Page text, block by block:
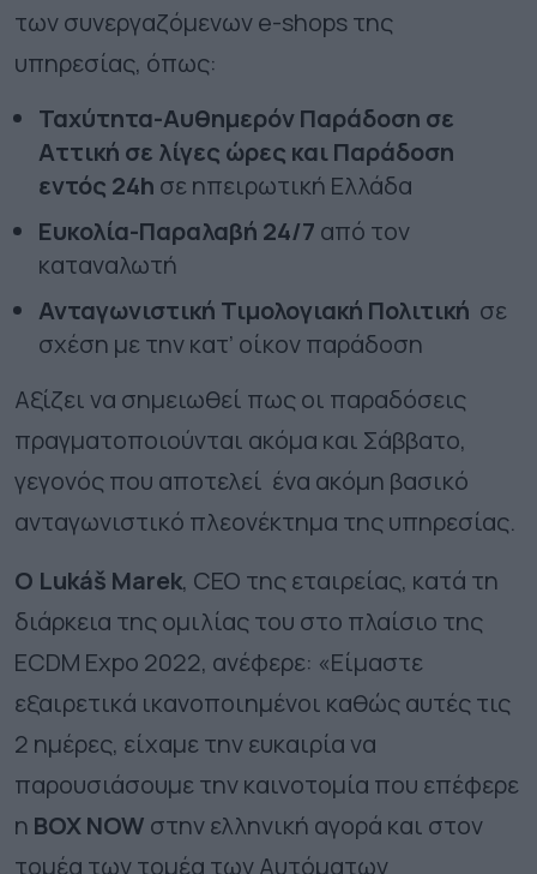
των συνεργαζόμενων e-shops της
υπηρεσίας, όπως:
Ταχύτητα-Αυθημερόν Παράδοση σε
Αττική σε λίγες ώρες και Παράδοση
εντός 24h σε ηπειρωτική Ελλάδα
Ευκολία-Παραλαβή 24/7 από τον
καταναλωτή
Ανταγωνιστική Τιμολογιακή Πολιτική σε
σχέση με την κατ’ οίκον παράδοση
Αξίζει να σημειωθεί πως οι παραδόσεις
πραγματοποιούνται ακόμα και Σάββατο,
γεγονός που αποτελεί ένα ακόμη βασικό
ανταγωνιστικό πλεονέκτημα της υπηρεσίας.
Ο Lukáš Marek, CEO της εταιρείας, κατά τη
διάρκεια της ομιλίας του στο πλαίσιο της
ECDM Expo 2022, ανέφερε: «Είμαστε
εξαιρετικά ικανοποιημένοι καθώς αυτές τις
2 ημέρες, είχαμε την ευκαιρία να
παρουσιάσουμε την καινοτομία που επέφερε
η BOXNOW στην ελληνική αγορά και στον
τομέα των τομέα των Αυτόματων